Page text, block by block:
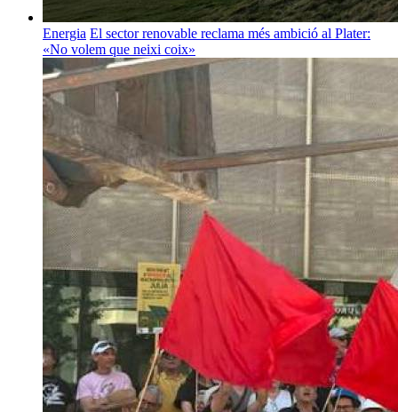
Energia El sector renovable reclama més ambició al Plater:
«No volem que neixi coix»